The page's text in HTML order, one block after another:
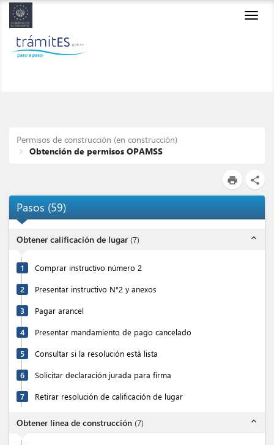
Permisos de construcción (en construcción)
Obtención de permisos OPAMSS
print share
Pasos (59)
Obtener calificación de lugar (7) expand_less
1 Comprar instructivo número 2
2 Presentar instructivo N°2 y anexos
3 Pagar arancel
4 Presentar mandamiento de pago cancelado
5 Consultar si la resolución está lista
6 Solicitar declaración jurada para firma
7 Retirar resolución de calificación de lugar
Obtener linea de construcción (7) expand_less